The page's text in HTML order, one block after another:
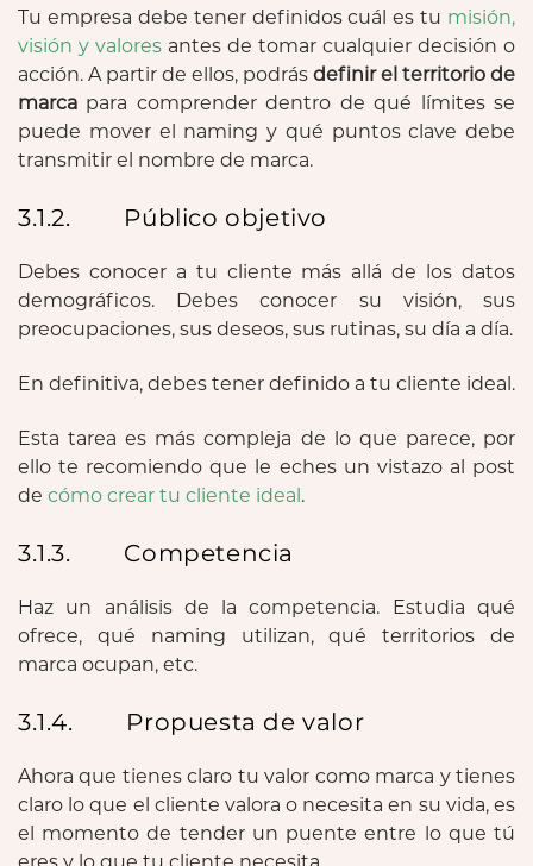
Tu empresa debe tener definidos cuál es tu misión,
visión y valores antes de tomar cualquier decisión o
acción. A partir de ellos, podrás definir el territorio de
marca para comprender dentro de qué límites se
puede mover el naming y qué puntos clave debe
transmitir el nombre de marca.
3.1.2. Público objetivo
Debes conocer a tu cliente más allá de los datos
demográficos. Debes conocer su visión, sus
preocupaciones, sus deseos, sus rutinas, su día a día.
En definitiva, debes tener definido a tu cliente ideal.
Esta tarea es más compleja de lo que parece, por
ello te recomiendo que le eches un vistazo al post
de cómo crear tu cliente ideal.
3.1.3. Competencia
Haz un análisis de la competencia. Estudia qué
ofrece, qué naming utilizan, qué territorios de
marca ocupan, etc.
3.1.4. Propuesta de valor
Ahora que tienes claro tu valor como marca y tienes
claro lo que el cliente valora o necesita en su vida, es
el momento de tender un puente entre lo que tú
eres y lo que tu cliente necesita.